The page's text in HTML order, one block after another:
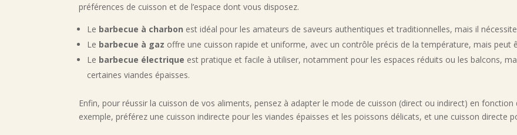
préférences de cuisson et de l’espace dont vous disposez.
Le barbecue à charbon est idéal pour les amateurs de saveurs authentiques et traditionnelles, mais il
Le barbecue à gaz offre une cuisson rapide et uniforme, avec un contrôle précis de la température, mais peut
Le barbecue électrique est pratique et facile à utiliser, notamment pour les espaces réduits ou les balcons,
certaines viandes épaisses.
Enfin, pour réussir la cuisson de vos aliments, pensez à adapter le mode de cuisson (direct ou indirect) en
exemple, préférez une cuisson indirecte pour les viandes épaisses et les poissons délicats, et une cuisson directe